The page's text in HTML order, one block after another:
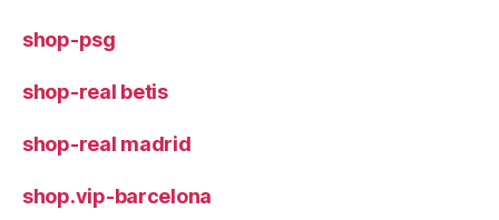
shop-psg
shop-real betis
shop-real madrid
shop.vip-barcelona